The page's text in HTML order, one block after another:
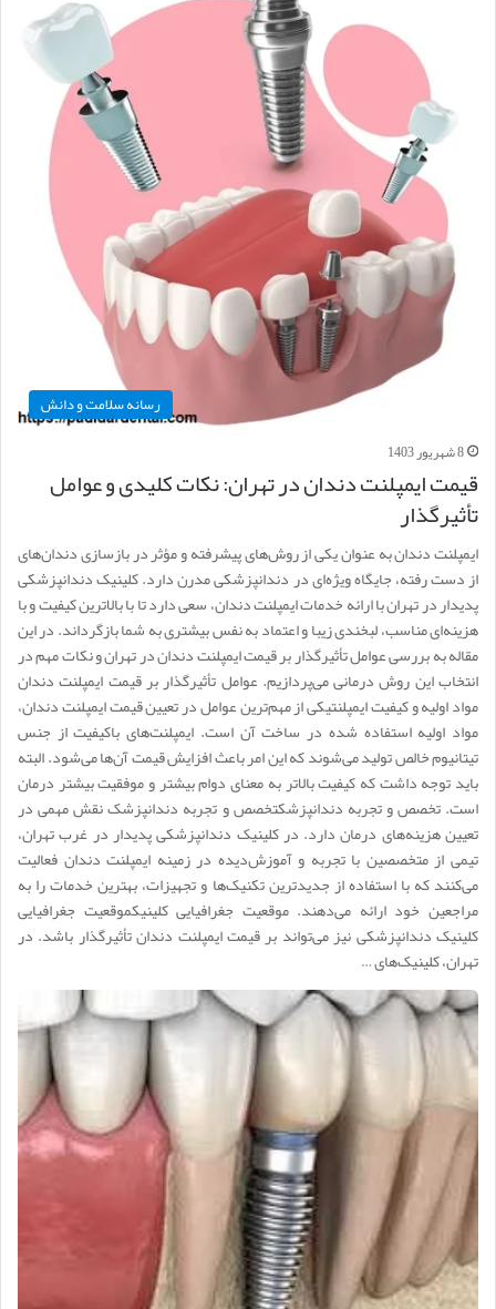
رسانه سلامت و دانش
8 شهریور 1403
قیمت ایمپلنت دندان در تهران: نکات کلیدی و عوامل
تأثیرگذار
ایمپلنت دندان به عنوان یکی از روش‌های پیشرفته و مؤثر در بازسازی دندان‌های
از دست رفته، جایگاه ویژه‌ای در دندانپزشکی مدرن دارد. کلینیک دندانپزشکی
پدیدار در تهران با ارائه خدمات ایمپلنت دندان، سعی دارد تا با بالاترین کیفیت و با
هزینه‌ای مناسب، لبخندی زیبا و اعتماد به نفس بیشتری به شما بازگرداند. در این
مقاله به بررسی عوامل تأثیرگذار بر قیمت ایمپلنت دندان در تهران و نکات مهم در
انتخاب این روش درمانی می‌پردازیم. عوامل تأثیرگذار بر قیمت ایمپلنت دندان
مواد اولیه و کیفیت ایمپلنتیکی از مهم‌ترین عوامل در تعیین قیمت ایمپلنت دندان،
مواد اولیه استفاده شده در ساخت آن است. ایمپلنت‌های باکیفیت از جنس
تیتانیوم خالص تولید می‌شوند که این امر باعث افزایش قیمت آن‌ها می‌شود. البته
باید توجه داشت که کیفیت بالاتر به معنای دوام بیشتر و موفقیت بیشتر درمان
است. تخصص و تجربه دندانپزشکتخصص و تجربه دندانپزشک نقش مهمی در
تعیین هزینه‌های درمان دارد. در کلینیک دندانپزشکی پدیدار در غرب تهران،
تیمی از متخصصین با تجربه و آموزش‌دیده در زمینه ایمپلنت دندان فعالیت
می‌کنند که با استفاده از جدیدترین تکنیک‌ها و تجهیزات، بهترین خدمات را به
مراجعین خود ارائه می‌دهند. موقعیت جغرافیایی کلینیکموقعیت جغرافیایی
کلینیک دندانپزشکی نیز می‌تواند بر قیمت ایمپلنت دندان تأثیرگذار باشد. در
تهران، کلینیک‌های …